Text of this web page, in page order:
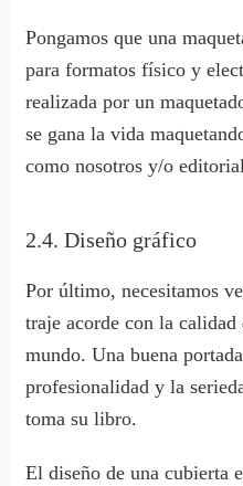
Pongamos que una
para formatos físico y
realizada por un
se gana la vida
como nosotros y/o
2.4. Diseño gráfico
Por último, necesitamos
traje acorde con la
mundo. Una buena
profesionalidad y la
toma su libro.
El diseño de una cubierta